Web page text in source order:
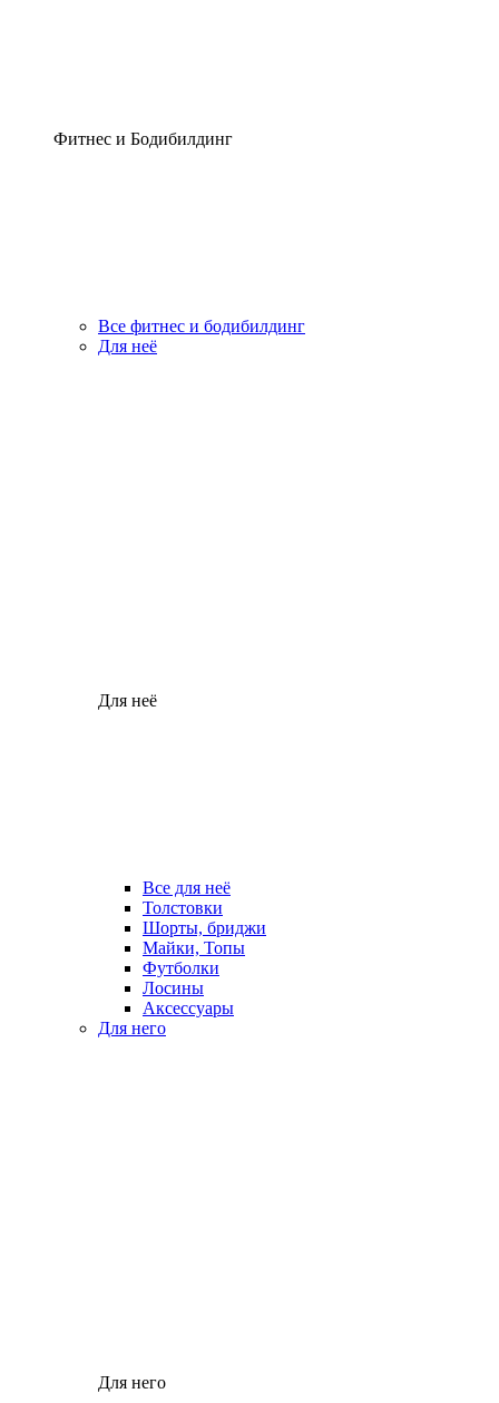
Фитнес и Бодибилдинг
Все фитнес и бодибилдинг
Для неё
Для неё
Все для неё
Толстовки
Шорты, бриджи
Майки, Топы
Футболки
Лосины
Аксессуары
Для него
Для него